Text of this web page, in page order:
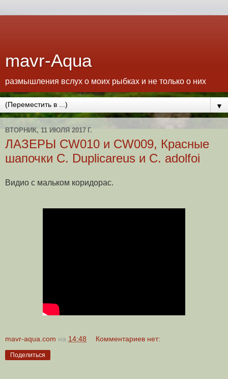
mavr-Aqua
размышления вслух о моих рыбках и не только о них
▼
ВТОРНИК, 11 ИЮЛЯ 2017 Г.
ЛАЗЕРЫ CW010 и CW009, Красные
шапочки С. Duplicareus и C. adolfoi
Видио с мальком коридорас.
mavr-aqua.com на 14:48 Комментариев нет:
Поделиться